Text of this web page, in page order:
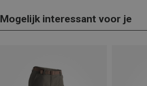
Mogelijk interessant voor je